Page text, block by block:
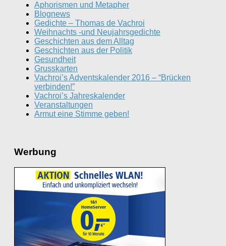
Aphorismen und Metapher
Blognews
Gedichte – Thomas de Vachroi
Weihnachts -und Neujahrsgedichte
Geschichten aus dem Alltag
Geschichten aus der Politik
Gesundheit
Grusskarten
Vachroi’s Adventskalender 2016 – “Brücken
verbinden!”
Vachroi’s Jahreskalender
Veranstaltungen
Armut eine Stimme geben!
Werbung